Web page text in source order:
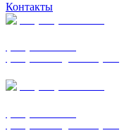
Контакты